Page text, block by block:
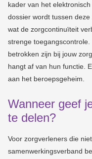
kader van het
dossier wordt tussen deze
wat de zorgcontinuïteit
strenge
betrokken zijn bij jouw
hangt af van hun functie.
aan het beroepsgeheim.
Wanneer geef
te delen?
Voor zorgverleners die
samenwerkingsverband